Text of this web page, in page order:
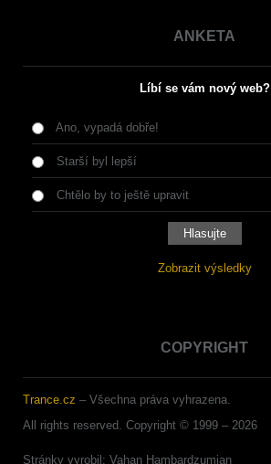
ANKETA
Líbí se vám nový web?
Ano, vypadá dobře!
Starší byl lepší
Chtělo by to ještě upravit
Zobrazit výsledky
COPYRIGHT
Trance.cz – Všechna práva vyhrazena.
All rights reserved. Copyright © 1999 – 2026
Stránky vyrobil: Vahan Hambardzumjan